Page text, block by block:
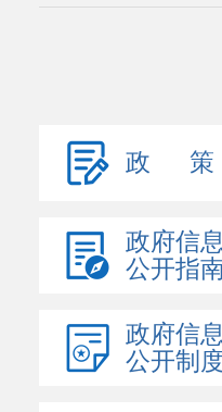
政 策
政府信
公开指
政府信
公开制